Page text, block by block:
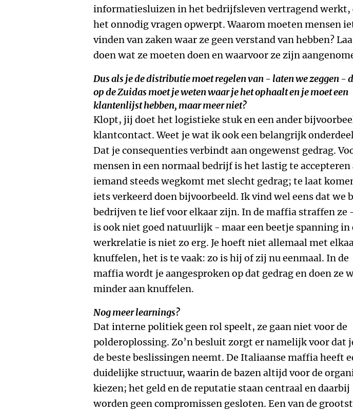
informatiesluizen in het bedrijfsleven vertragend werkt,
het onnodig vragen opwerpt. Waarom moeten mensen
vinden van zaken waar ze geen verstand van hebben?
doen wat ze moeten doen en waarvoor ze zijn
Dus als je de distributie moet regelen van - laten we zeggen -
op de Zuidas moet je weten waar je het ophaalt en je moet een
klantenlijst hebben, maar meer niet?
Klopt, jij doet het logistieke stuk en een ander
klantcontact. Weet je wat ik ook een belangrijk
Dat je consequenties verbindt aan ongewenst gedrag.
mensen in een normaal bedrijf is het lastig te accepteren
iemand steeds wegkomt met slecht gedrag; te laat
iets verkeerd doen bijvoorbeeld. Ik vind wel eens dat we
bedrijven te lief voor elkaar zijn. In de maffia straffen ze
is ook niet goed natuurlijk - maar een beetje spanning in
werkrelatie is niet zo erg. Je hoeft niet allemaal met
knuffelen, het is te vaak: zo is hij of zij nu eenmaal. In de
maffia wordt je aangesproken op dat gedrag en doen ze
minder aan knuffelen.
Nog meer learnings?
Dat interne politiek geen rol speelt, ze gaan niet voor de
polderoplossing. Zo’n besluit zorgt er namelijk voor dat
de beste beslissingen neemt. De Italiaanse maffia heeft
duidelijke structuur, waarin de bazen altijd voor de
kiezen; het geld en de reputatie staan centraal en daarbij
worden geen compromissen gesloten. Een van de